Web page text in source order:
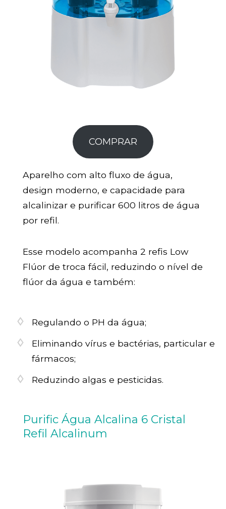
COMPRAR
Aparelho com alto fluxo de água,
design moderno, e capacidade para
alcalinizar e purificar 600 litros de água
por refil.
Esse modelo acompanha 2 refis Low
Flúor de troca fácil, reduzindo o nível de
flúor da água e também:
Regulando o PH da água;
Eliminando vírus e bactérias, particular e
fármacos;
Reduzindo algas e pesticidas.
Purific Água Alcalina 6 Cristal
Refil Alcalinum